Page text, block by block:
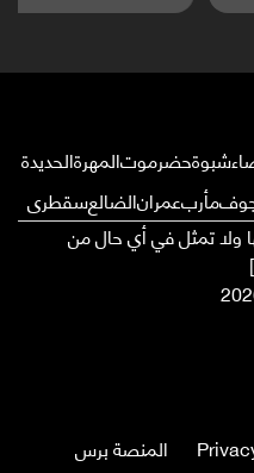
شبوةحضرموتالمهرةالحديدة
مأربعمرانالضالعسقطرى
ولا تمثل في أي حال من
المنصة برس